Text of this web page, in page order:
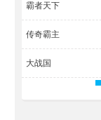
霸者天下
传奇霸主
大战国